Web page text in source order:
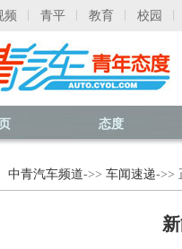
频 青平 教育 校园
态度
中青汽车频道->> 车闻速递->>